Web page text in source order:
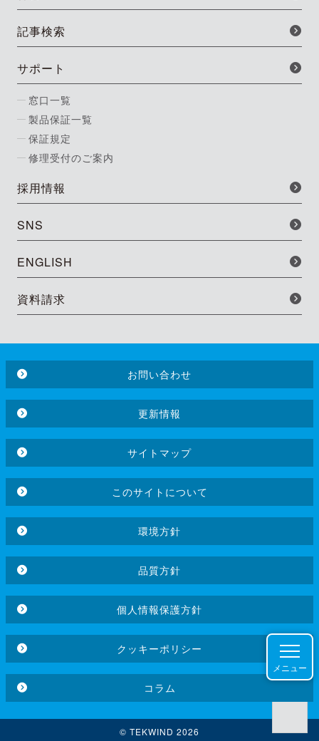
メニュー
記事検索
サポート
窓口一覧
製品保証一覧
保証規定
修理受付のご案内
採用情報
SNS
ENGLISH
資料請求
お問い合わせ
更新情報
サイトマップ
このサイトについて
環境方針
品質方針
個人情報保護方針
クッキーポリシー
コラム
© TEKWIND 2026